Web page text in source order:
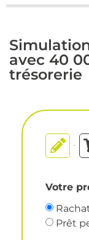
avec 40
trésorerie
Votre
Prêt